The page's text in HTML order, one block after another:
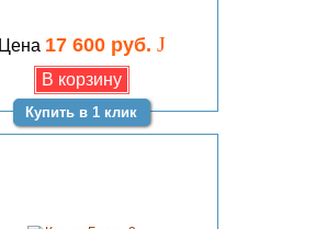
Цена 17 600 руб. J
Купить в 1 клик